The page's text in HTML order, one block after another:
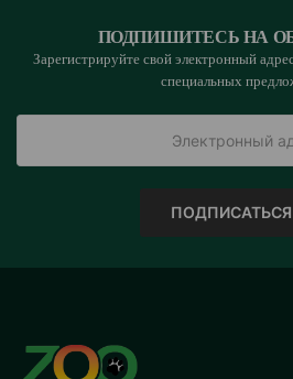
ПОДПИШИТЕСЬ НА
Зарегистрируйте свой электронный
специальных
ПОДПИСАТЬСЯ